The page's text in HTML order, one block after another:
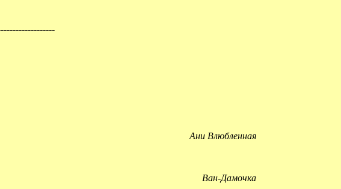
Ани Влюбленная
Ван-Дамочка